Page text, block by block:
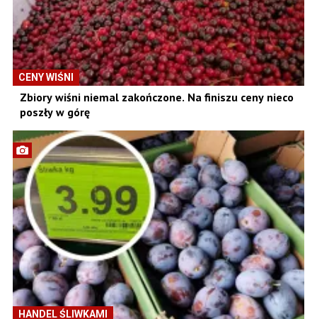
CENY WIŚNI
Zbiory wiśni niemal zakończone. Na finiszu ceny nieco
poszły w górę
HANDEL ŚLIWKAMI